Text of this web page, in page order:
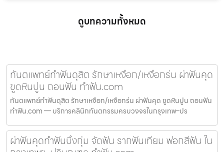
ดูบทความทั้งหมด
ทันตแพทย์ทำฟันดุสิต รักษาเหงือก/เหงือกร่น ผ่าฟันคุด
ขูดหินปูน ถอนฟัน ทำฟัน.com
ทันตแพทย์ทำฟันดุสิต รักษาเหงือก/เหงือกร่น ผ่าฟันคุด ขูดหินปูน ถอนฟัน
ทำฟัน.com — บริการคลินิกทันตกรรมครบวงจรในกรุงเทพ–ปร
ผ่าฟันคุดทำฟันบึงกุ่ม จัดฟัน รากฟันเทียม ฟอกสีฟัน ใน